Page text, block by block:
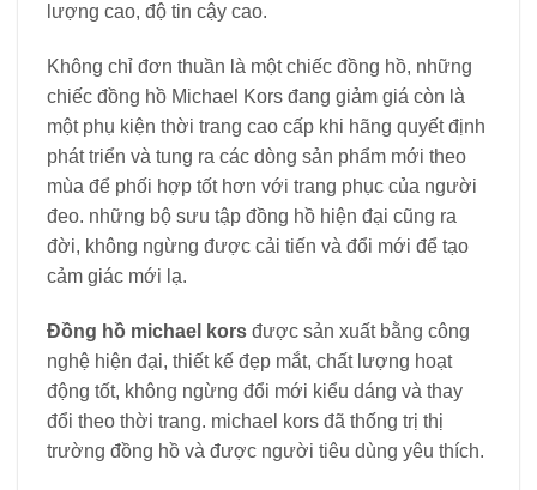
lượng cao, độ tin cậy cao.
Không chỉ đơn thuần là một chiếc đồng hồ, những
chiếc đồng hồ Michael Kors đang giảm giá còn là
một phụ kiện thời trang cao cấp khi hãng quyết định
phát triển và tung ra các dòng sản phẩm mới theo
mùa để phối hợp tốt hơn với trang phục của người
đeo. những bộ sưu tập đồng hồ hiện đại cũng ra
đời, không ngừng được cải tiến và đổi mới để tạo
cảm giác mới lạ.
Đồng hồ michael kors được sản xuất bằng công
nghệ hiện đại, thiết kế đẹp mắt, chất lượng hoạt
động tốt, không ngừng đổi mới kiểu dáng và thay
đổi theo thời trang. michael kors đã thống trị thị
trường đồng hồ và được người tiêu dùng yêu thích.